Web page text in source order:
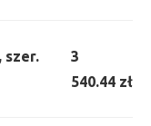
szer.
3
540.44 zł